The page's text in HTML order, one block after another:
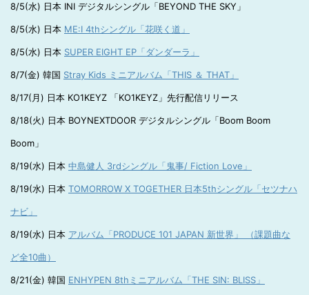
8/5(水) 日本 INI デジタルシングル「BEYOND THE SKY」
8/5(水) 日本 ME:I 4thシングル「花咲く道」
8/5(水) 日本 SUPER EIGHT EP「ダンダーラ」
8/7(金) 韓国 Stray Kids ミニアルバム「THIS ＆ THAT」
8/17(月) 日本 KO1KEYZ 「KO1KEYZ」先行配信リリース
8/18(火) 日本 BOYNEXTDOOR デジタルシングル「Boom Boom
Boom」
8/19(水) 日本 中島健人 3rdシングル「鬼事/ Fiction Love」
8/19(水) 日本 TOMORROW X TOGETHER 日本5thシングル「セツナハ
ナビ」
8/19(水) 日本 アルバム「PRODUCE 101 JAPAN 新世界」 （課題曲な
ど全10曲）
8/21(金) 韓国 ENHYPEN 8thミニアルバム「THE SIN: BLISS」